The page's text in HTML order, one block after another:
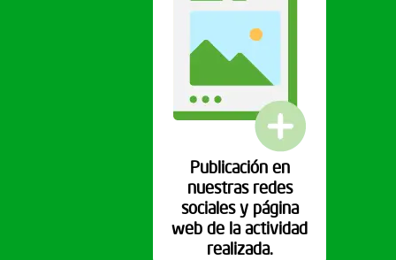
Publicación en
nuestras redes
sociales y página
web de la actividad
realizada.